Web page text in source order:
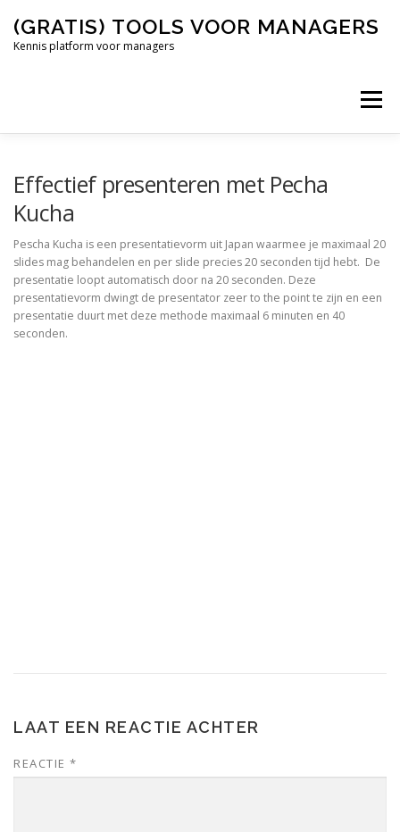
inhoud
(GRATIS) TOOLS VOOR MANAGERS
Kennis platform voor managers
Menu
Effectief presenteren met Pecha
Kucha
Pescha Kucha is een presentatievorm uit Japan waarmee je maximaal 20
slides mag behandelen en per slide precies 20 seconden tijd hebt. De
presentatie loopt automatisch door na 20 seconden. Deze
presentatievorm dwingt de presentator zeer to the point te zijn en een
presentatie duurt met deze methode maximaal 6 minuten en 40
seconden.
LAAT EEN REACTIE ACHTER
REACTIE *